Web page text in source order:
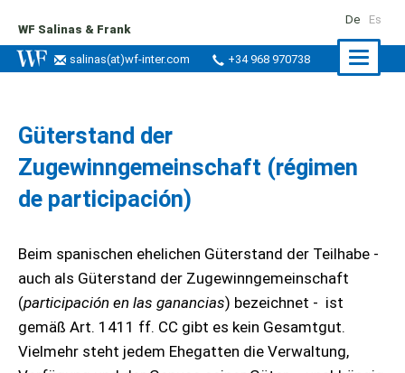
WF Salinas & Frank
salinas(at)wf-inter.com +34 968 970738
De Es
Güterstand der
Zugewinngemeinschaft (régimen
de participación)
Beim spanischen ehelichen Güterstand der Teilhabe -
auch als Güterstand der Zugewinngemeinschaft
(participación en las ganancias) bezeichnet - ist
gemäß Art. 1411 ff. CC gibt es kein Gesamtgut.
Vielmehr steht jedem Ehegatten die Verwaltung,